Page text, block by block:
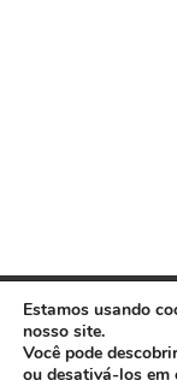
Estamos usando
nosso site.
Você pode
ou desativá-los em